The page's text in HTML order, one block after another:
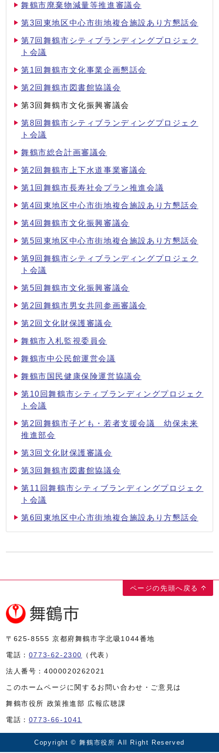
舞鶴市廃棄物減量等推進審議会
第3回東地区中心市街地複合施設あり方懇話会
第7回舞鶴市シティブランディングプロジェク
ト会議
第1回舞鶴市文化事業企画懇話会
第2回舞鶴市図書館協議会
第3回舞鶴市文化振興審議会
第8回舞鶴市シティブランディングプロジェク
ト会議
舞鶴市総合計画審議会
第2回舞鶴市上下水道事業審議会
第1回舞鶴市長寿社会プラン推進会議
第4回東地区中心市街地複合施設あり方懇話会
第4回舞鶴市文化振興審議会
第5回東地区中心市街地複合施設あり方懇話会
第9回舞鶴市シティブランディングプロジェク
ト会議
第5回舞鶴市文化振興審議会
第2回舞鶴市男女共同参画審議会
第2回文化財保護審議会
舞鶴市入札監視委員会
舞鶴市中公民館運営会議
舞鶴市国民健康保険運営協議会
第10回舞鶴市シティブランディングプロジェク
ト会議
第2回舞鶴市子ども・若者支援会議 幼保未来
推進部会
第3回文化財保護審議会
第3回舞鶴市図書館協議会
第11回舞鶴市シティブランディングプロジェク
ト会議
第6回東地区中心市街地複合施設あり方懇話会
ページの先頭へ戻る
〒625-8555 京都府舞鶴市字北吸1044番地
電話： 0773-62-2300 （代表）
法人番号： 4000020262021
このホームページに関するお問い合わせ・ご意見は
舞鶴市役所 政策推進部 広報広聴課
電話： 0773-66-1041
Copyright © 舞鶴市役所 All Right Reserved